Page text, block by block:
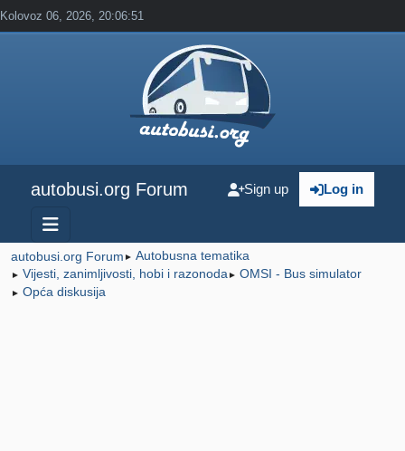
Kolovoz 06, 2026, 20:06:51
autobusi.org Forum Log in
Sign up
autobusi.org Forum ► Autobusna tematika
► Vijesti, zanimljivosti, hobi i razonoda ► OMSI - Bus simulator
► Opća diskusija